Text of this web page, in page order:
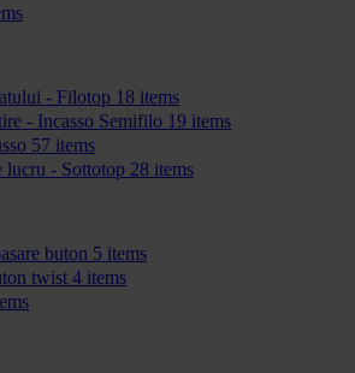
- Filotop 18 items
- Incasso Semifilo 19 items
57 items
lucru - Sottotop 28 items
buton 5 items
twist 4 items